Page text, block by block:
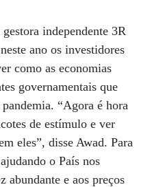
independente 3R
ano os investidores
como as economias
governamentais que
“Agora é hora
de estímulo e ver
eles”, disse Awad. Para
o País nos
abundante e aos preços